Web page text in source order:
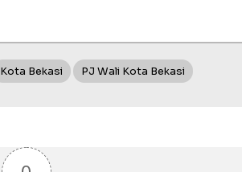
Kota Bekasi PJ Wali Kota Bekasi